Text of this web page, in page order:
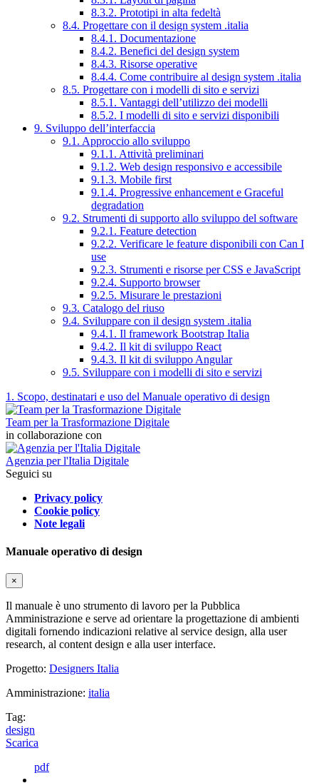
8.3.2. Prototipi in alta fedeltà
8.4. Progettare con il design system .italia
8.4.1. Documentazione
8.4.2. Benefici del design system
8.4.3. Risorse operative
8.4.4. Come contribuire al design system .italia
8.5. Progettare con i modelli di sito e servizi
8.5.1. Vantaggi dell’utilizzo dei modelli
8.5.2. I modelli di sito e servizi disponibili
9. Sviluppo dell’interfaccia
9.1. Approccio allo sviluppo
9.1.1. Attività preliminari
9.1.2. Web design responsivo e accessibile
9.1.3. Mobile first
9.1.4. Progressive enhancement e Graceful
degradation
9.2. Strumenti di supporto allo sviluppo del software
9.2.1. Feature detection
9.2.2. Verificare le feature disponibili con Can I
use
9.2.3. Strumenti e risorse per CSS e JavaScript
9.2.4. Supporto browser
9.2.5. Misurare le prestazioni
9.3. Catalogo del riuso
9.4. Sviluppare con il design system .italia
9.4.1. Il framework Bootstrap Italia
9.4.2. Il kit di sviluppo React
9.4.3. Il kit di sviluppo Angular
9.5. Sviluppare con i modelli di sito e servizi
1. Scopo, destinatari e uso del Manuale operativo di design
Team per la Trasformazione Digitale
in collaborazione con
Agenzia per l'Italia Digitale
Seguici su
Privacy policy
Cookie policy
Note legali
Manuale operativo di design
×
Il manuale è uno strumento di lavoro per la Pubblica
Amministrazione e serve ad orientare la progettazione di ambienti
digitali fornendo indicazioni relative al service design, alla user
research, al content design e alla user interface.
Progetto: Designers Italia
Amministrazione: italia
Tag:
design
Scarica
pdf